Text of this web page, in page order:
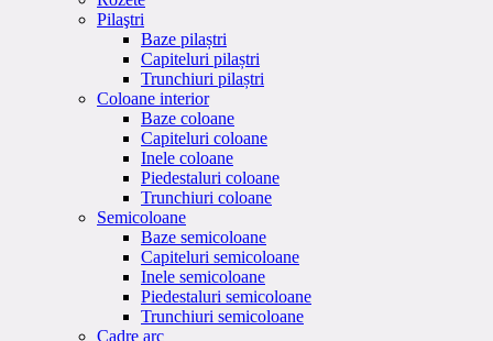
Pilaştri
Baze pilaștri
Capiteluri pilaștri
Trunchiuri pilaștri
Coloane interior
Baze coloane
Capiteluri coloane
Inele coloane
Piedestaluri coloane
Trunchiuri coloane
Semicoloane
Baze semicoloane
Capiteluri semicoloane
Inele semicoloane
Piedestaluri semicoloane
Trunchiuri semicoloane
Cadre arc